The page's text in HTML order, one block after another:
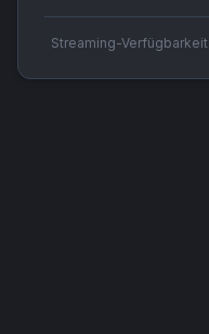
Streaming-